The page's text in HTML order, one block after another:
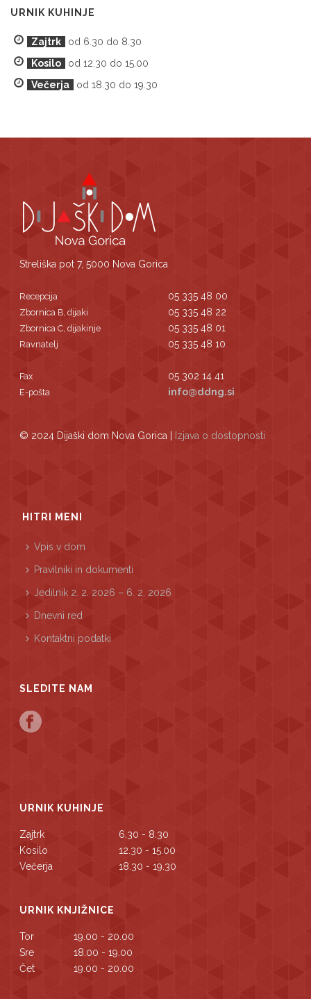
URNIK KUHINJE
Zajtrk
od 6.30 do 8.30
Kosilo
od 12.30 do 15.00
Večerja
od 18.30 do 19.30
Streliška pot 7, 5000 Nova Gorica
Recepcija 05 335 48 00
Zbornica B, dijaki 05 335 48 22
Zbornica C, dijakinje 05 335 48 01
Ravnatelj 05 335 48 10
Fax 05 302 14 41
E-pošta info@ddng.si
© 2024 Dijaški dom Nova Gorica | Izjava o dostopnosti
HITRI MENI
Vpis v dom
Pravilniki in dokumenti
Jedilnik 2. 2. 2026 – 6. 2. 2026
Dnevni red
Kontaktni podatki
SLEDITE NAM
URNIK KUHINJE
Zajtrk
6.30 - 8.30
Kosilo
12.30 - 15.00
Večerja
18.30 - 19.30
URNIK KNJIŽNICE
Tor
19.00 - 20.00
Sre
18.00 - 19.00
Čet
19.00 - 20.00